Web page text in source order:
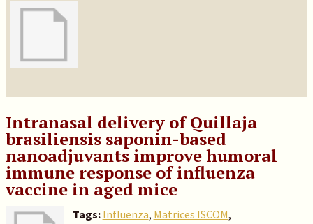
Intranasal delivery of Quillaja
brasiliensis saponin-based
nanoadjuvants improve humoral
immune response of influenza
vaccine in aged mice
Tags: Influenza, Matrices ISCOM,